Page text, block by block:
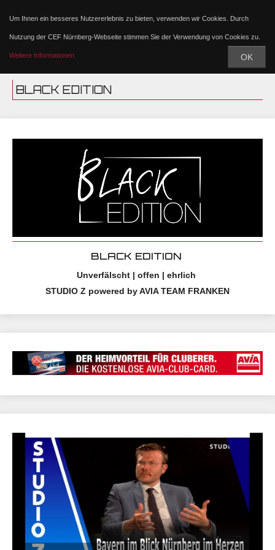
Um Ihnen ein besseres Nutzererlebnis zu bieten, verwenden wir Cookies. Durch
Nutzung der CEF Nürnberg-Webseite stimmen Sie der Verwendung von Cookies zu.
Weitere Informationen OK
BLACK EDITION
BLACK EDITION
Unverfälscht | offen | ehrlich
STUDIO Z powered by AVIA TEAM FRANKEN